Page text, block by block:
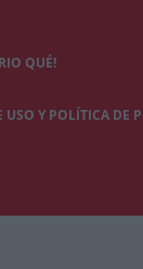
QUÉ!
Y POLÍTICA DE